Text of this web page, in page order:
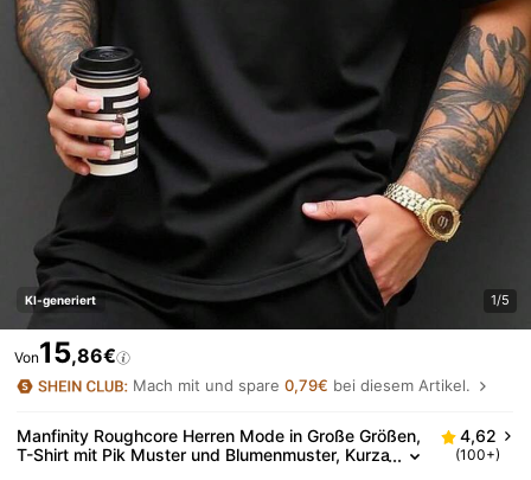
KI-generiert 1/5
Von15,86€
Mach mit und spare0,79€ bei diesem Artikel.
Manfinity Roughcore Herren Mode in Große Größen,
T-Shirt mit Pik Muster und Blumenmuster, Kurza
4,62
(100+)